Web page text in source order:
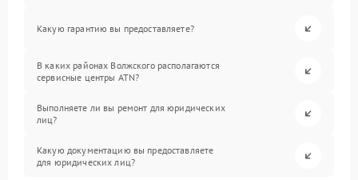
Какую гарантию вы предоставляете?
В каких районах Волжского располагаются
сервисные центры ATN?
Выполняете ли вы ремонт для юридических
лиц?
Какую документацию вы предоставляете
для юридических лиц?